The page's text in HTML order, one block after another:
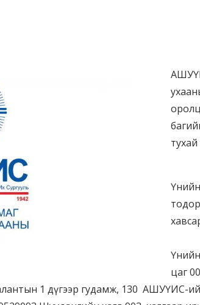
цаг
1 дүгээр гудамж, 130 АШУҮИС-